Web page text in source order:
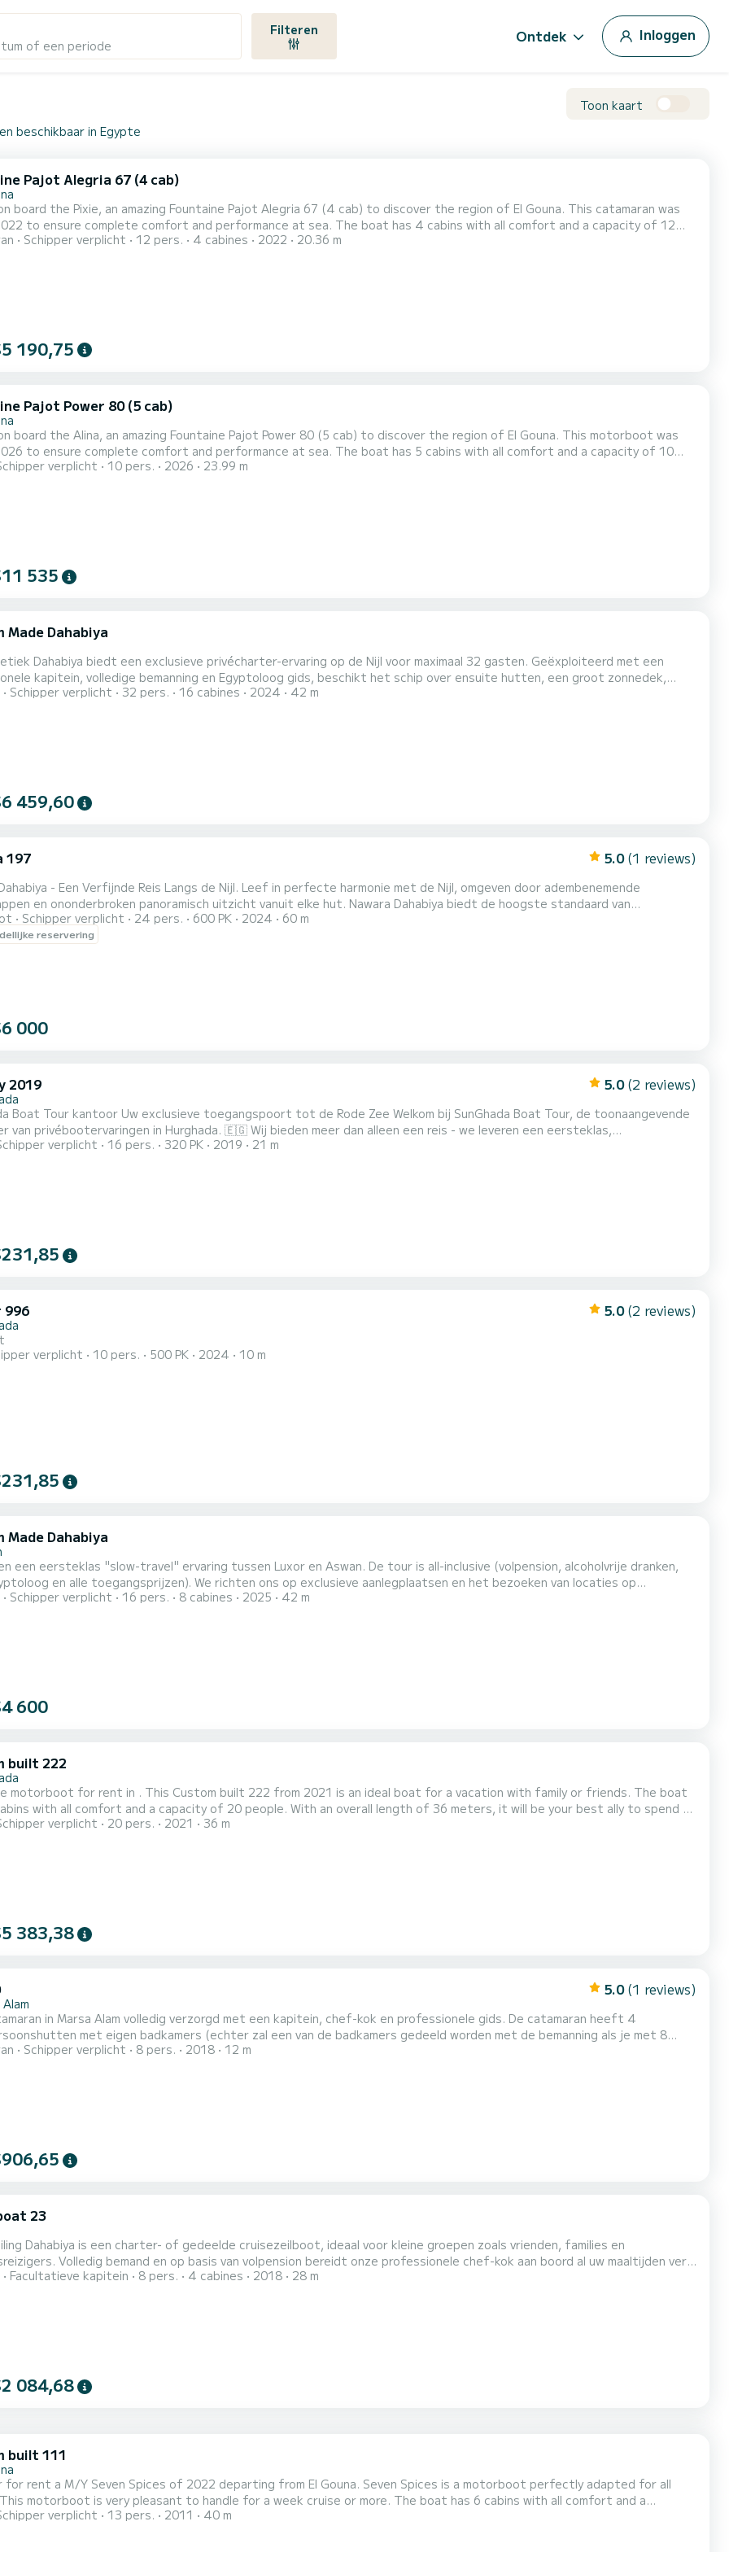
of een periode
Filteren Ontdek Inloggen
Toon kaart
beschikbaar in Egypte
Pajot Alegria 67 (4 cab)
board the Pixie, an amazing Fountaine Pajot Alegria 67 (4 cab) to discover the region of El Gouna. This catamaran was
complete comfort and performance at sea. The boat has 4 cabins with all comfort and a capacity of 12
an overall length of 20 meters, it will be your best ally to spend an exceptional vacation on the water in the
Schipper verplicht 12 pers. 4 cabines 2022 20.36 m
190,75
Pajot Power 80 (5 cab)
board the Alina, an amazing Fountaine Pajot Power 80 (5 cab) to discover the region of El Gouna. This motorboot was
complete comfort and performance at sea. The boat has 5 cabins with all comfort and a capacity of 10
an overall length of 24 meters, it will be your best ally to spend an exceptional vacation on the water in the
verplicht 10 pers. 2026 23.99 m
535
Made Dahabiya
Dahabiya biedt een exclusieve privécharter-ervaring op de Nijl voor maximaal 32 gasten. Geëxploiteerd met een
kapitein, volledige bemanning en Egyptoloog gids, beschikt het schip over ensuite hutten, een groot zonnedek,
boord, en aanpasbare meerdaagse routes tussen Luxor en Aswan. Ideaal voor families, groepen, retraites of speciale
Schipper verplicht 32 pers. 16 cabines 2024 42 m
459,60
197 5.0 (1 reviews)
Verfijnde Reis Langs de Nijl. Leef in perfecte harmonie met de Nijl, omgeven door adembenemende
en ononderbroken panoramisch uitzicht vanuit elke hut. Nawara Dahabiya biedt de hoogste standaard van
doordacht ontworpen met een rustgevend kleurenpalet om een gevoel van comfort, sereniteit en tijdloze
naar een werkelijk uitzonderlijke en onvergetelijke ervaring, biedt Nawara
Schipper verplicht 24 pers. 600 PK 2024 60 m
reservering
000
2019 5.0 (2 reviews)
toegangspoort tot de Rode Zee Welkom bij SunGhada Boat Tour, de toonaangevende
in Hurghada. 🇪🇬 Wij bieden meer dan alleen een reis - we leveren een eersteklas,
reis over de wereldberoemde Rode Zee, ontworpen voor reizigers die waarde hechten aan comfort, veiligheid en
verplicht 16 pers. 320 PK 2019 21 m
996 5.0 (2 reviews)
verplicht 10 pers. 500 PK 2024 10 m
Made Dahabiya
een eersteklas "slow-travel" ervaring tussen Luxor en Aswan. De tour is all-inclusive (volpension, alcoholvrije dranken,
en alle toegangsprijzen). We richten ons op exclusieve aanlegplaatsen en het bezoeken van locaties op
dat ze het minst druk zijn om een echt privésfeer te bieden. Volledige privéverhuur. 3 Suites met privébadkamers | 5
Schipper verplicht 16 pers. 8 cabines 2025 42 m
600
built 222
motorboot for rent in . This Custom built 222 from 2021 is an ideal boat for a vacation with family or friends. The boat
with all comfort and a capacity of 20 people. With an overall length of 36 meters, it will be your best ally to spend an
on the water in the surroundings of Voor uw comfort heeft Heaven Saphir 10 toiletten met douche aan
verplicht 20 pers. 2021 36 m
383,38
5.0 (1 reviews)
in Marsa Alam volledig verzorgd met een kapitein, chef-kok en professionele gids. De catamaran heeft 4
met eigen badkamers (echter zal een van de badkamers gedeeld worden met de bemanning als je met 8
bent). We bieden 3 maaltijden vers bereid aan boord, samen met snacks en fruit. Thee/koffie/water/sappen/ en
Schipper verplicht 8 pers. 2018 12 m
23
Dahabiya is een charter- of gedeelde cruisezeilboot, ideaal voor kleine groepen zoals vrienden, families en
Volledig bemand en op basis van volpension bereidt onze professionele chef-kok aan boord al uw maaltijden vers.
gebruik is het volledig covid-veilig, voel u zeker dat u alleen met uw eigen groep reist. Geniet van een van onze
Facultatieve kapitein 8 pers. 4 cabines 2018 28 m
084,68
built 111
for rent a M/Y Seven Spices of 2022 departing from El Gouna. Seven Spices is a motorboot perfectly adapted for all
is very pleasant to handle for a week cruise or more. The boat has 6 cabins with all comfort and a
of 13 people. With an overall length of 40 meters, it will be your best ally to spend an exceptional vacation on the water
verplicht 13 pers. 2011 40 m